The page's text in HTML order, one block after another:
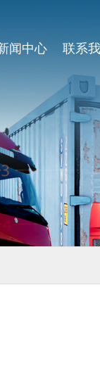
闻中心 联系